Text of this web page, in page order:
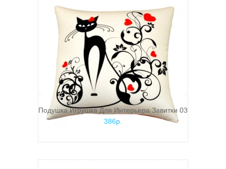
Подушка Игрушка Для Интерьера Завитки 03
386р.